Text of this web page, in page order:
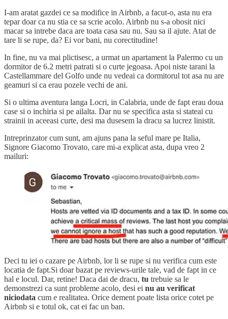
I-am aratat gazdei ce sa modifice in Airbnb, a facut-o, asta nu era
tepar doar ca nu stia ce sa scrie acolo. Airbnb nu s-a obosit nici
macar sa intrebe daca are toata casa sau nu. Sau sa il ajute. Atat de
tare li se rupe, da? Ei vor bani, nu corectitudine!
In fine, nu va mai plictisesc, a urmat un apartament la Palermo cu un
dormitor de 6.2 metri patrati si o curte jegoasa. Apoi niste tarani la
Castellammare del Golfo unde nu vedeai ca dormitorul tot asa nu are
geamuri si ca erau pozele vechi de ani.
Si o ultima aventura langa Locri, in Calabria, unde de fapt erau doua
case si o inchiria si pe ailalta. Dar nu se specifica asta si stateai cu
strainii in aceeasi curte, desi ma dusesem la dracu sa lucrez linistit.
Intreprinzator cum sunt, am ajuns pana la seful mare pe Italia,
Signore Giacomo Trovato, care mi-a explicat asta, dupa vreo 2
mailuri:
Deci tu iei o cazare pe Airbnb, lor li se rupe si nu verifica cum este
locatia de fapt.Si doar bazat pe reviews-urile tale, vad de fapt in ce
hal e locul. Dar, retine! Daca dai de dracu, tu trebuie sa le
demonstrezi ca sunt probleme acolo, desi ei nu au verificat
niciodata cum e realitatea. Orice dement poate lista orice cotet pe
Airbnb si e totul ok, cat ei fac un ban.